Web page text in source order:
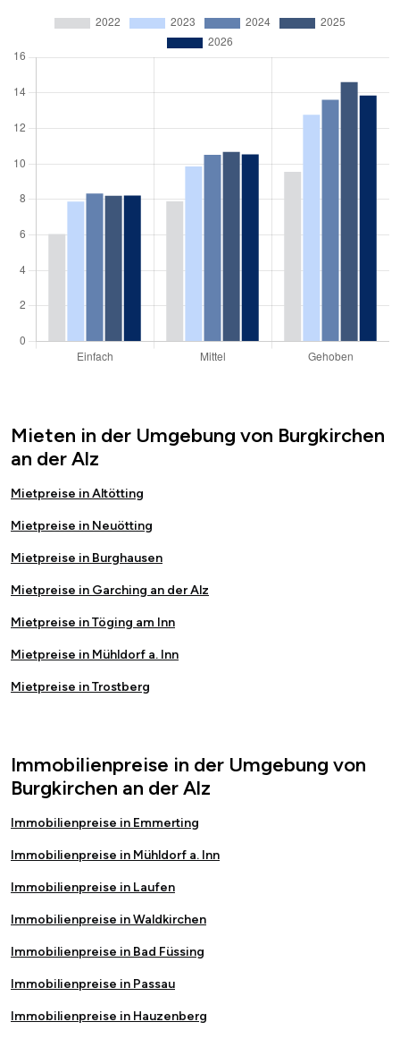
Mieten in der Umgebung von Burgkirchen
an der Alz
Mietpreise in Altötting
Mietpreise in Neuötting
Mietpreise in Burghausen
Mietpreise in Garching an der Alz
Mietpreise in Töging am Inn
Mietpreise in Mühldorf a. Inn
Mietpreise in Trostberg
Immobilienpreise in der Umgebung von
Burgkirchen an der Alz
Immobilienpreise in Emmerting
Immobilienpreise in Mühldorf a. Inn
Immobilienpreise in Laufen
Immobilienpreise in Waldkirchen
Immobilienpreise in Bad Füssing
Immobilienpreise in Passau
Immobilienpreise in Hauzenberg